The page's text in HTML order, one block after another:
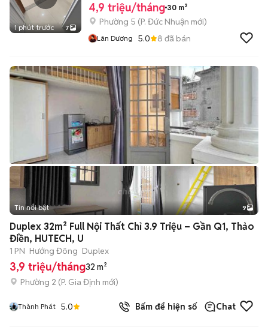
1 phút trước 7
4,9 triệu/tháng 30 m²
Phường 5 (P. Đức Nhuận mới)
Lân Dương 5.0 8 đã bán
+2
Tin nổi bật 9
Duplex 32m² Full Nội Thất Chỉ 3.9 Triệu – Gần Q1, Thảo
Điền, HUTECH, U
1 PN Hướng Đông Duplex
3,9 triệu/tháng32 m²
Phường 2 (P. Gia Định mới)
Thành Phát 5.0 Bấm để hiện số Chat